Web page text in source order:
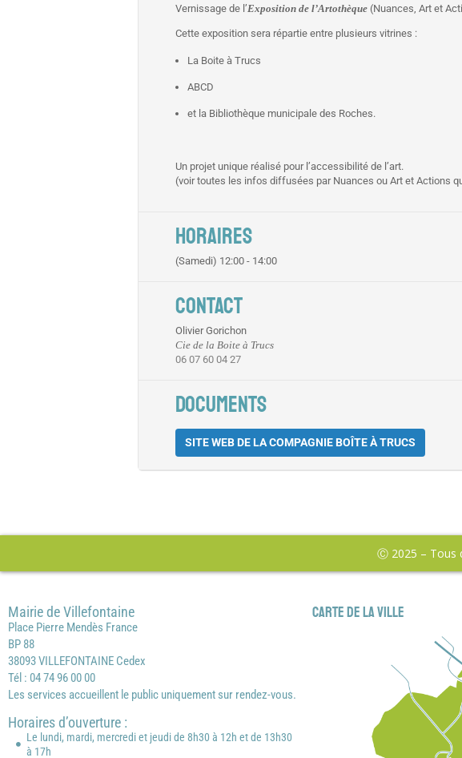
Vernissage de l’Exposition de l’Artothèque (Nuances, Art et
Cette exposition sera répartie entre plusieurs vitrines :
La Boite à Trucs
ABCD
et la Bibliothèque municipale des Roches.
Un projet unique réalisé pour l’accessibilité de l’art.
(voir toutes les infos diffusées par Nuances ou Art et Actions
HORAIRES
(Samedi) 12:00 - 14:00
CONTACT
Olivier Gorichon
Cie de la Boite à Trucs
06 07 60 04 27
DOCUMENTS
SITE WEB DE LA COMPAGNIE BOÎTE À TRUCS
Ⓒ 2025 – Tous
Mairie de Villefontaine
Place Pierre Mendès France
BP 88
38093 VILLEFONTAINE Cedex
Tél : 04 74 96 00 00
Les services accueillent le public uniquement sur rendez-vous.
Horaires d’ouverture :
Le lundi, mardi, mercredi et jeudi de 8h30 à 12h et de 13h30
à 17h
Carte de la ville